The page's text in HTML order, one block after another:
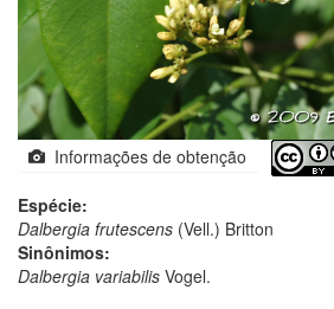
Informações de obtenção
Espécie:
Dalbergia frutescens (Vell.) Britton
Sinônimos:
Dalbergia variabilis Vogel.